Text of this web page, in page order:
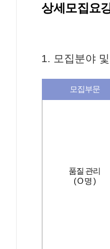
상세모집요
추진하는 직
1. 모집분야
모집부문
품질 관리
( O 명 )